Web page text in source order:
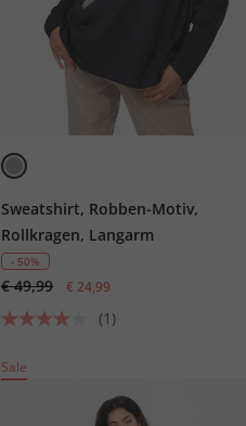
Sweatshirt, Robben-Motiv,
Rollkragen, Langarm
- 50%
€ 49,99 € 24,99
(1)
Sale